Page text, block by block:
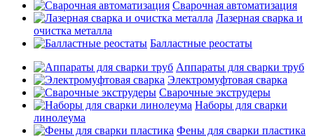
Сварочная автоматизация
Лазерная сварка и
очистка металла
Балластные реостаты
Аппараты для сварки труб
Электромуфтовая сварка
Сварочные экструдеры
Наборы для сварки
линолеума
Фены для сварки пластика